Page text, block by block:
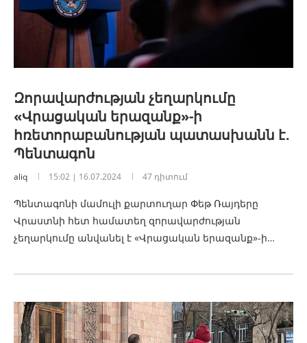
Զորավարժության չեղարկումը
«Վրացական երազանք»-ի
հռետորաբանության պատասխանն է․
Պենտագոն
aliq 15:02 | 16.07.2024 47 դիտում
Պենտագոնի մամուլի քարտուղար Փեթ Ռայդերը
Վրաստնի հետ համատեղ զորավարժության
չեղարկումը անվանել է «Վրացական երազանք»-ի…